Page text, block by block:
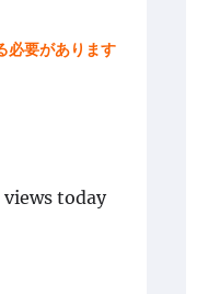
必要があります
today